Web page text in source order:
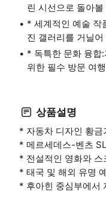
린 시선으로 돌아
* 세계적인 예술 작
진 갤러리를 거닐어
* 독특한 문화 융합
위한 필수 방문 여
상품설명
* 자동차 디자인 황
* 메르세데스-벤츠
* 전설적인 영화와
* 태국 및 해외 유명
* 후아힌 중심부에서